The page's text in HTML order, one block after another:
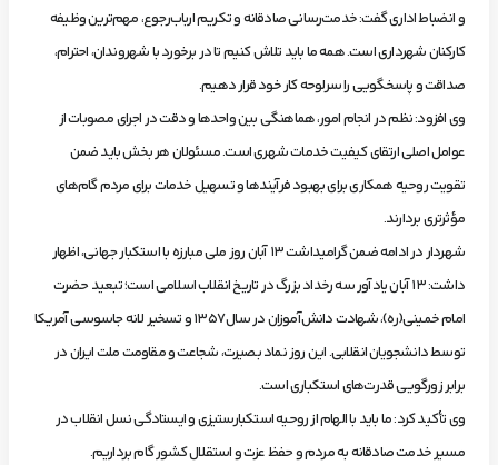
و انضباط اداری گفت: خدمت‌رسانی صادقانه و تکریم ارباب‌رجوع، مهم‌ترین وظیفه
کارکنان شهرداری است. همه ما باید تلاش کنیم تا در برخورد با شهروندان، احترام،
صداقت و پاسخگویی را سرلوحه کار خود قرار دهیم.
وی افزود: نظم در انجام امور، هماهنگی بین واحدها و دقت در اجرای مصوبات از
عوامل اصلی ارتقای کیفیت خدمات شهری است. مسئولان هر بخش باید ضمن
تقویت روحیه همکاری برای بهبود فرآیندها و تسهیل خدمات برای مردم گام‌های
مؤثرتری بردارند.
شهردار در ادامه ضمن گرامیداشت ۱۳ آبان روز ملی مبارزه با استکبار جهانی، اظهار
داشت: ۱۳ آبان یادآور سه رخداد بزرگ در تاریخ انقلاب اسلامی است؛ تبعید حضرت
امام خمینی(ره)، شهادت دانش‌آموزان در سال ۱۳۵۷ و تسخیر لانه جاسوسی آمریکا
توسط دانشجویان انقلابی. این روز نماد بصیرت، شجاعت و مقاومت ملت ایران در
برابر زورگویی قدرت‌های استکباری است.
وی تأکید کرد: ما باید با الهام از روحیه استکبارستیزی و ایستادگی نسل انقلاب در
مسیر خدمت صادقانه به مردم و حفظ عزت و استقلال کشور گام برداریم.